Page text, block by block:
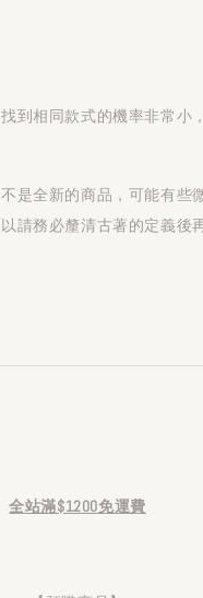
到相同款式的機率非常小
是全新的商品，可能有些
請務必釐清古著的定義後
全站滿$1200免運費